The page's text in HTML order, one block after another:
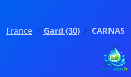
France Gard (30) CARNAS